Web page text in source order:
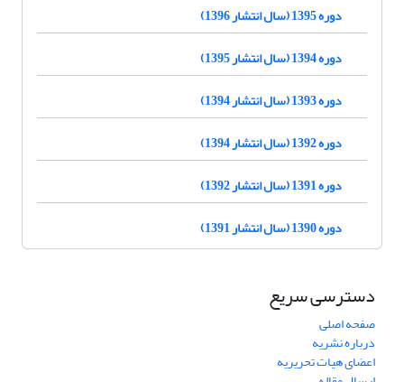
دوره 1395 (سال انتشار 1396)
دوره 1394 (سال انتشار 1395)
دوره 1393 (سال انتشار 1394)
دوره 1392 (سال انتشار 1394)
دوره 1391 (سال انتشار 1392)
دوره 1390 (سال انتشار 1391)
دسترسی سریع
صفحه اصلی
درباره نشریه
اعضای هیات تحریریه